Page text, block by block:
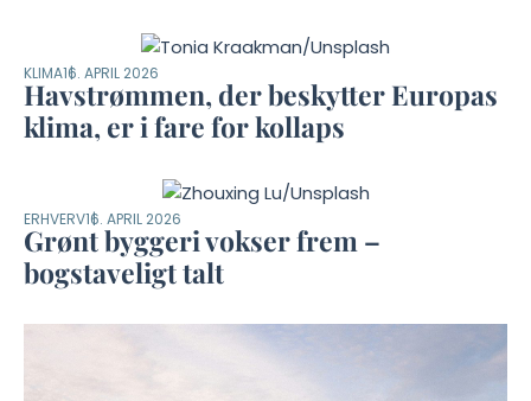
KLIMA16. APRIL 2026
Havstrømmen, der beskytter Europas
klima, er i fare for kollaps
ERHVERV16. APRIL 2026
Grønt byggeri vokser frem –
bogstaveligt talt